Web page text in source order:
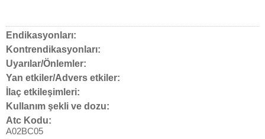
Endikasyonları:
Kontrendikasyonları:
Uyarılar/Önlemler:
Yan etkiler/Advers etkiler:
İlaç etkileşimleri:
Kullanım şekli ve dozu:
Atc Kodu:
A02BC05